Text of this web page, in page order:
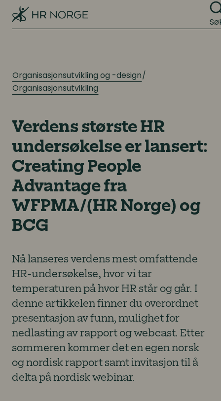
Organisasjonsutvikling og -design
Organisasjonsutvikling
Verdens største HR
undersøkelse er lansert:
Creating People
Advantage fra
WFPMA/(HR Norge) og
BCG
Nå lanseres verdens mest omfattende
HR-undersøkelse, hvor vi tar
temperaturen på hvor HR står og går. I
denne artikkelen finner du overordnet
presentasjon av funn, mulighet for
nedlasting av rapport og webcast. Etter
sommeren kommer det en egen norsk
og nordisk rapport samt invitasjon til å
delta på nordisk webinar.